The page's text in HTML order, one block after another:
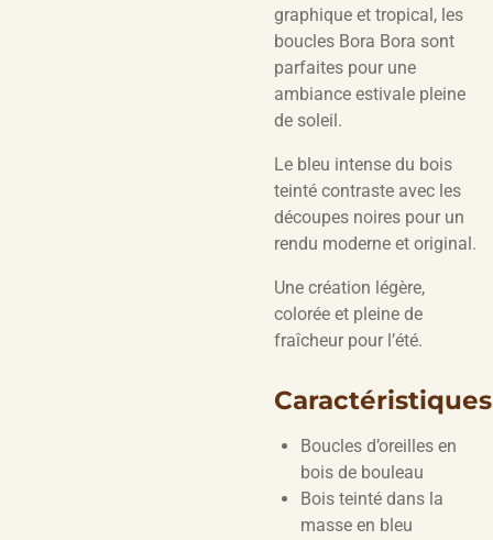
graphique et tropical, les
boucles Bora Bora sont
parfaites pour une
ambiance estivale pleine
de soleil.
Le bleu intense du bois
teinté contraste avec les
découpes noires pour un
rendu moderne et original.
Une création légère,
colorée et pleine de
fraîcheur pour l’été.
Caractéristiques
Boucles d’oreilles en
bois de bouleau
Bois teinté dans la
masse en bleu